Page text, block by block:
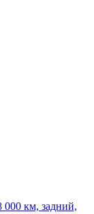
000 км, задний,